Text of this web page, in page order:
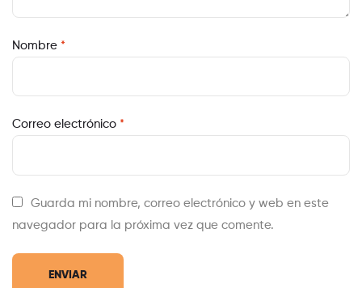
Nombre *
Correo electrónico *
Guarda mi nombre, correo electrónico y web en este
navegador para la próxima vez que comente.